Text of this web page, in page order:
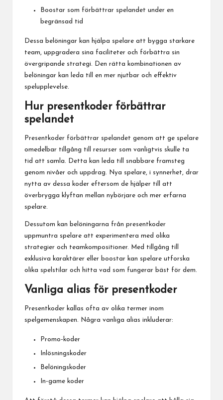
Boostar som förbättrar spelandet under en
begränsad tid
Dessa belöningar kan hjälpa spelare att bygga starkare
team, uppgradera sina faciliteter och förbättra sin
övergripande strategi. Den rätta kombinationen av
belöningar kan leda till en mer njutbar och effektiv
spelupplevelse.
Hur presentkoder förbättrar
spelandet
Presentkoder förbättrar spelandet genom att ge spelare
omedelbar tillgång till resurser som vanligtvis skulle ta
tid att samla. Detta kan leda till snabbare framsteg
genom nivåer och uppdrag. Nya spelare, i synnerhet, drar
nytta av dessa koder eftersom de hjälper till att
överbrygga klyftan mellan nybörjare och mer erfarna
spelare.
Dessutom kan belöningarna från presentkoder
uppmuntra spelare att experimentera med olika
strategier och teamkompositioner. Med tillgång till
exklusiva karaktärer eller boostar kan spelare utforska
olika spelstilar och hitta vad som fungerar bäst för dem.
Vanliga alias för presentkoder
Presentkoder kallas ofta av olika termer inom
spelgemenskapen. Några vanliga alias inkluderar:
Promo-koder
Inlösningskoder
Belöningskoder
In-game koder